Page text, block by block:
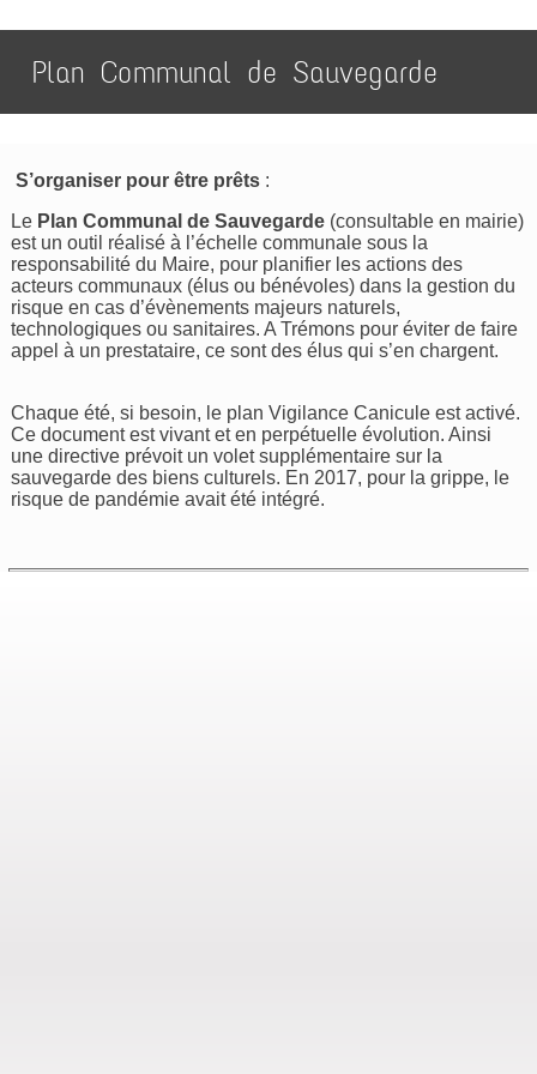
Plan Communal de Sauvegarde
S’organiser pour être prêts :
Le Plan Communal de Sauvegarde (consultable en mairie)
est un outil réalisé à l’échelle communale sous la
responsabilité du Maire, pour planifier les actions des
acteurs communaux (élus ou bénévoles) dans la gestion du
risque en cas d’évènements majeurs naturels,
technologiques ou sanitaires. A Trémons pour éviter de faire
appel à un prestataire, ce sont des élus qui s’en chargent.
Chaque été, si besoin, le plan Vigilance Canicule est activé.
Ce document est vivant et en perpétuelle évolution. Ainsi
une directive prévoit un volet supplémentaire sur la
sauvegarde des biens culturels. En 2017, pour la grippe, le
risque de pandémie avait été intégré.